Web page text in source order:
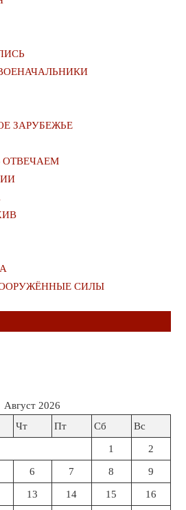
ЗАРУБЕЖЬЕ
СИЛЫ
Август 2026
Чт Пт Сб Вс
1 2
6 7 8 9
13 14 15 16